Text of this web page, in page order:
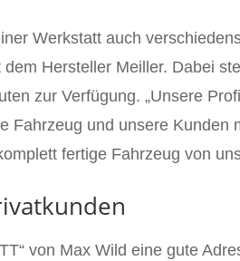
Werkstatt auch
Hersteller Meiller. Dabei
zur Verfügung. „Unsere
Fahrzeug und unsere Kunden
fertige Fahrzeug von
von Max Wild eine gute